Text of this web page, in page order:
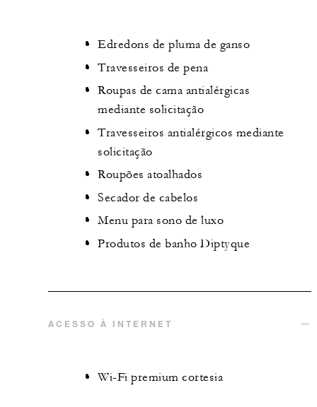
Edredons de pluma de ganso
Travesseiros de pena
Roupas de cama antialérgicas
mediante solicitação
Travesseiros antialérgicos mediante
solicitação
Roupões atoalhados
Secador de cabelos
Menu para sono de luxo
Produtos de banho Diptyque
ACESSO À INTERNET
Wi-Fi premium cortesia